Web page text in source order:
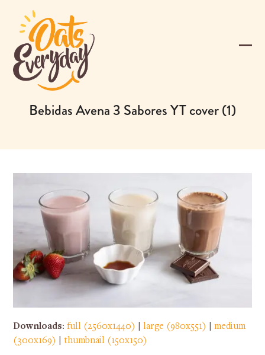
content
Bebidas Avena 3 Sabores YT cover (1)
Downloads:full (2560x1440) |large (980x551) |medium
(300x169)
|thumbnail (150x150)